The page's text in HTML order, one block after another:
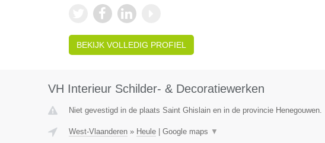
BEKIJK VOLLEDIG PROFIEL
VH Interieur Schilder- & Decoratiewerken
Niet gevestigd in de plaats Saint Ghislain en in de provincie Henegouwen.
West-Vlaanderen» Heule| Google maps ▼